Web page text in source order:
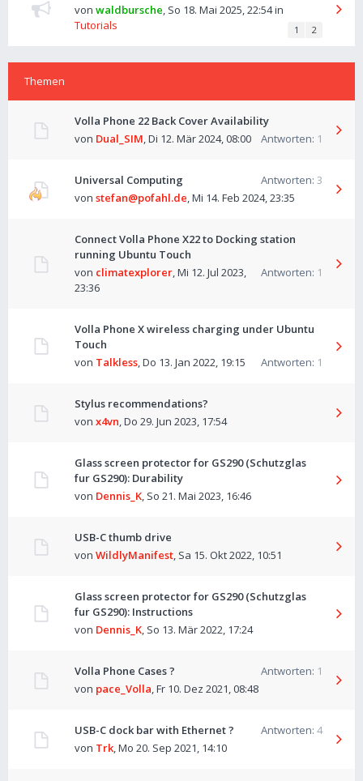
von waldbursche, So 18. Mai 2025, 22:54in
Tutorials
1 2
Themen
Volla Phone 22 Back Cover Availability
Antworten: 1
von Dual_SIM,Di 12. Mär 2024, 08:00
Universal Computing Antworten: 3
von stefan@pofahl.de,Mi 14. Feb 2024, 23:35
Connect Volla Phone X22 to Docking station
running Ubuntu Touch
Antworten: 1
von climatexplorer,Mi 12. Jul 2023,
23:36
Volla Phone X wireless charging under Ubuntu
Touch
Antworten: 1
von Talkless,Do 13. Jan 2022, 19:15
Stylus recommendations?
von x4vn,Do 29. Jun 2023, 17:54
Glass screen protector for GS290 (Schutzglas
fur GS290): Durability
von Dennis_K, So 21. Mai 2023, 16:46
USB-C thumb drive
von WildlyManifest, Sa 15. Okt 2022, 10:51
Glass screen protector for GS290 (Schutzglas
fur GS290): Instructions
von Dennis_K, So 13. Mär 2022, 17:24
Volla Phone Cases ? Antworten: 1
von pace_Volla,Fr 10. Dez 2021, 08:48
USB-C dock bar with Ethernet ? Antworten: 4
von Trk,Mo 20. Sep 2021, 14:10